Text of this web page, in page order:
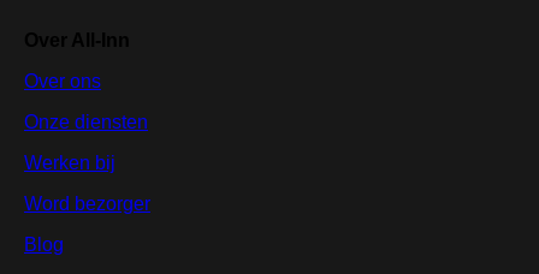
Over All-Inn
Over ons
Onze diensten
Werken bij
Word bezorger
Blog